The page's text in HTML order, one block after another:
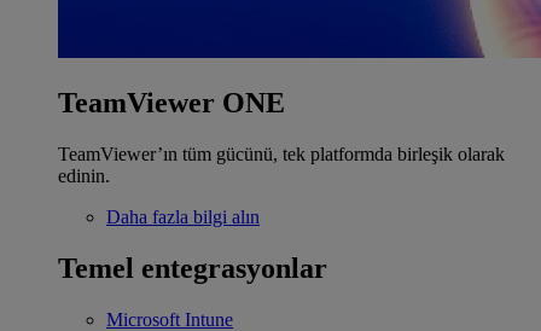
TeamViewer ONE
TeamViewer’ın tüm gücünü, tek platformda birleşik olarak
edinin.
Daha fazla bilgi alın
Temel entegrasyonlar
Microsoft Intune